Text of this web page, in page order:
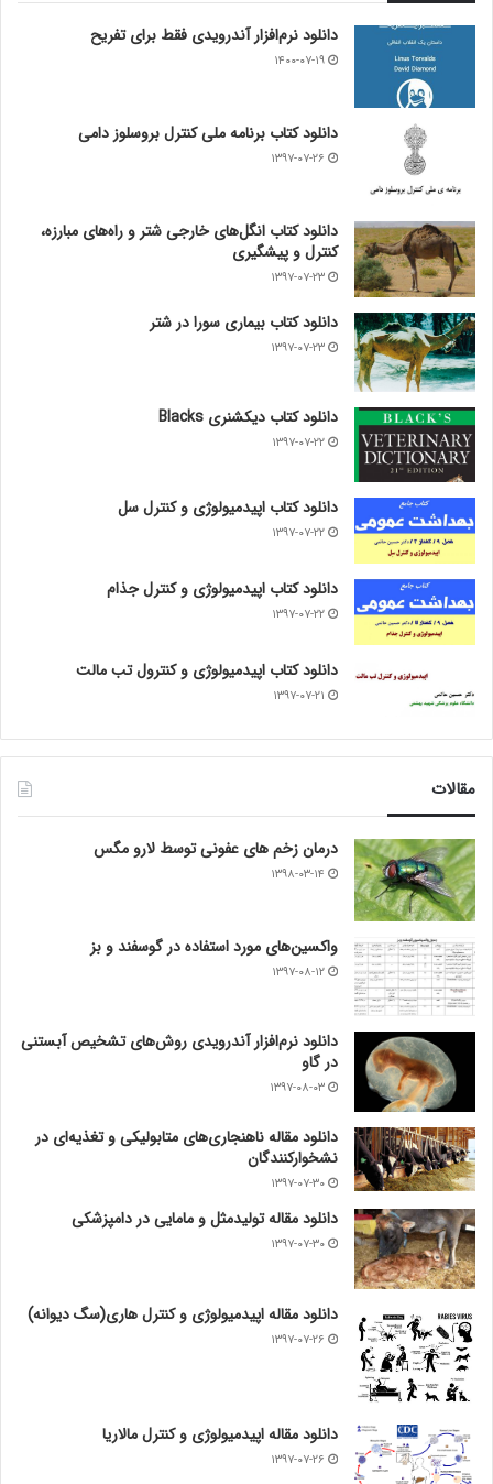
دانلود نرم‌افزار آندرویدی فقط برای تفریح
۱۴۰۰-۰۷-۱۹
دانلود کتاب برنامه ملی کنترل بروسلوز دامی
۱۳۹۷-۰۷-۲۶
دانلود کتاب انگل‌های خارجی شتر و راه‌های مبارزه،
کنترل و پیشگیری
۱۳۹۷-۰۷-۲۳
دانلود کتاب بیماری سورا در شتر
۱۳۹۷-۰۷-۲۳
دانلود کتاب دیکشنری Blacks
۱۳۹۷-۰۷-۲۲
دانلود کتاب اپیدمیولوژی و کنترل سل
۱۳۹۷-۰۷-۲۲
دانلود کتاب اپیدمیولوژی و کنترل جذام
۱۳۹۷-۰۷-۲۲
دانلود کتاب اپیدمیولوژی و کنترول تب مالت
۱۳۹۷-۰۷-۲۱
مقالات
درمان زخم های عفونی توسط لارو مگس
۱۳۹۸-۰۳-۱۴
واکسین‌های مورد استفاده در گوسفند و بز
۱۳۹۷-۰۸-۱۲
دانلود نرم‌افزار آندرویدی روش‌های تشخیص آبستنی
در گاو
۱۳۹۷-۰۸-۰۳
دانلود مقاله ناهنجاری‌های متابولیکی و تغذیه‌ای در
نشخوارکنندگان
۱۳۹۷-۰۷-۳۰
دانلود مقاله تولیدمثل و مامایی در دامپزشکی
۱۳۹۷-۰۷-۳۰
دانلود مقاله اپیدمیولوژی و کنترل هاری(سگ دیوانه)
۱۳۹۷-۰۷-۲۶
دانلود مقاله اپیدمیولوژی و کنترل مالاریا
۱۳۹۷-۰۷-۲۶